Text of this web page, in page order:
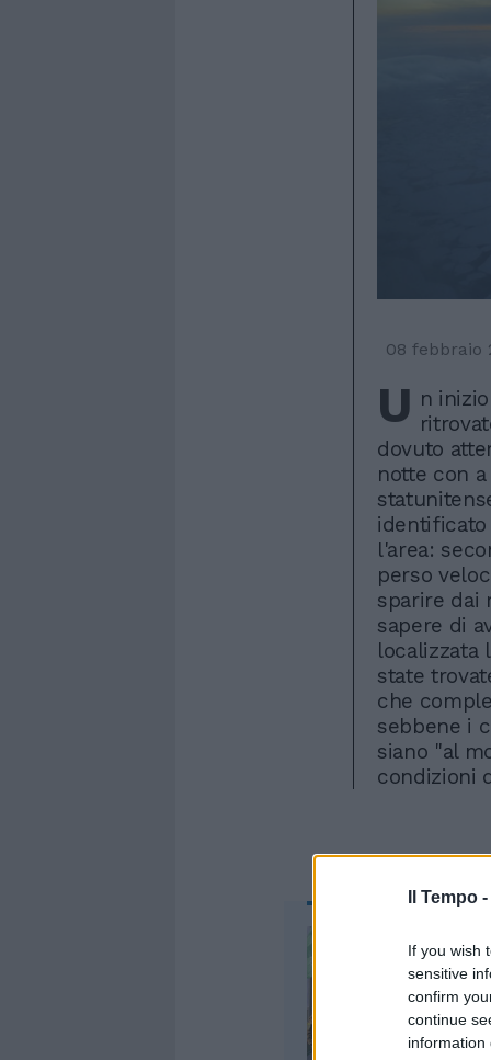
Il Tempo -
If you wish
sensitive
confirm
continue
information
08 febbraio
U n
dovuto
notte con
l'area:
perso
sparire dai
sapere di
localizzata
state
che
sebbene i
siano "al
condizioni